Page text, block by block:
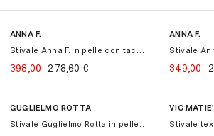
-30%
-30%
ANNA F.
398,00 278,60€
-30%
-30%
ANNA F.
349,00
-30%
-30%
GUGLIELMO ROTTA
Stivale Guglielmo Rotta in pelle co...
-50%
-50%
VIC MATIE'